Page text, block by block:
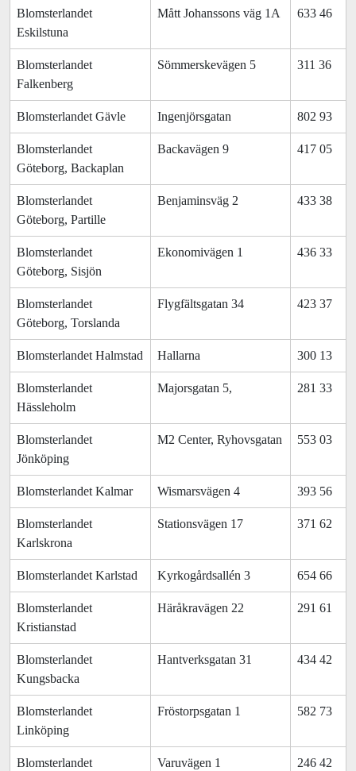
Blomsterlandet
Eskilstuna
Mått Johanssons väg 1A 633 46
Blomsterlandet
Falkenberg
Sömmerskevägen 5 311 36
Blomsterlandet Gävle Ingenjörsgatan 802 93
Blomsterlandet
Göteborg, Backaplan
Backavägen 9 417 05
Blomsterlandet
Göteborg, Partille
Benjaminsväg 2 433 38
Blomsterlandet
Göteborg, Sisjön
Ekonomivägen 1 436 33
Blomsterlandet
Göteborg, Torslanda
Flygfältsgatan 34 423 37
Blomsterlandet Halmstad Hallarna 300 13
Blomsterlandet
Hässleholm
Majorsgatan 5, 281 33
Blomsterlandet
Jönköping
M2 Center, Ryhovsgatan 553 03
Blomsterlandet Kalmar Wismarsvägen 4 393 56
Blomsterlandet
Karlskrona
Stationsvägen 17 371 62
Blomsterlandet Karlstad Kyrkogårdsallén 3 654 66
Blomsterlandet
Kristianstad
Häråkravägen 22 291 61
Blomsterlandet
Kungsbacka
Hantverksgatan 31 434 42
Blomsterlandet
Linköping
Fröstorpsgatan 1 582 73
Blomsterlandet
Varuvägen 1 246 42